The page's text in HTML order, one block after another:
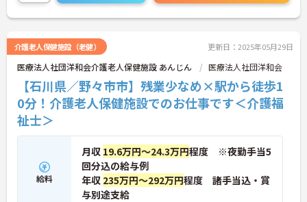
介護老人保健施設（老健） 更新日：2025年05月29日
医療法人社団洋和会介護老人保健施設 あんじん 医療法人社団洋和会
【石川県／野々市市】残業少なめ×駅から徒歩1
0分！介護老人保健施設でのお仕事です＜介護福
祉士＞
給料
月収 19.6万円～24.3万円程度 ※夜勤手当5
回分込の給与例
年収 235万円～292万円程度 諸手当込・賞
与別途支給